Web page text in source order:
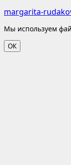
margarita-
Мы используем
ОК